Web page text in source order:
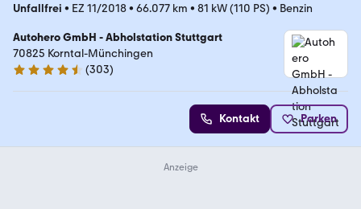
Unfallfrei • EZ 11/2018• 66.077 km • 81 kW (110 PS) • Benzin
Autohero GmbH - Abholstation Stuttgart
70825 Korntal-Münchingen
4.4 Sterne
(303)
Kontakt Parken